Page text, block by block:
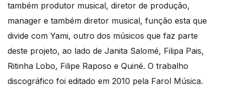
também produtor musical, diretor de produção,
manager e também diretor musical, função esta que
divide com Yami, outro dos músicos que faz parte
deste projeto, ao lado de Janita Salomé, Filipa Pais,
Ritinha Lobo, Filipe Raposo e Quiné. O trabalho
discográfico foi editado em 2010 pela Farol Música.